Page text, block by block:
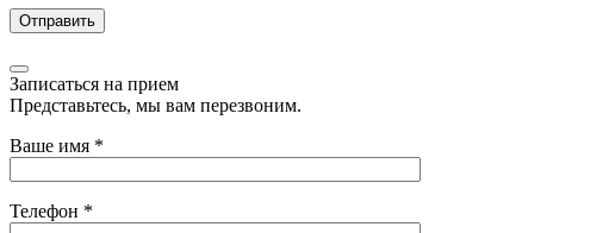
Записаться на прием
Представьтесь, мы вам перезвоним.
Ваше имя *
Телефон *